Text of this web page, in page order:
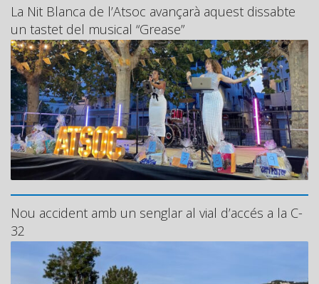
La Nit Blanca de l’Atsoc avançarà aquest dissabte
un tastet del musical “Grease”
Nou accident amb un senglar al vial d’accés a la C-
32